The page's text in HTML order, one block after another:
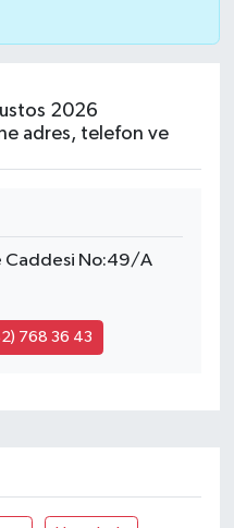
2026
adres, telefon ve
Caddesi No:49/A
768 36 43